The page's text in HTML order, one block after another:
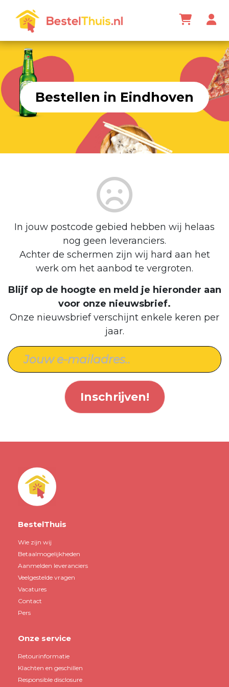
Bestellen in Eindhoven
In jouw postcode gebied hebben wij helaas
nog geen leveranciers.
Achter de schermen zijn wij hard aan het
werk om het aanbod te vergroten.
Blijf op de hoogte en meld je hieronder aan
voor onze nieuwsbrief.
Onze nieuwsbrief verschijnt enkele keren per
jaar.
Inschrijven!
BestelThuis
Wie zijn wij
Betaalmogelijkheden
Aanmelden leveranciers
Veelgestelde vragen
Vacatures
Contact
Pers
Onze service
Retourinformatie
Klachten en geschillen
Responsible disclosure